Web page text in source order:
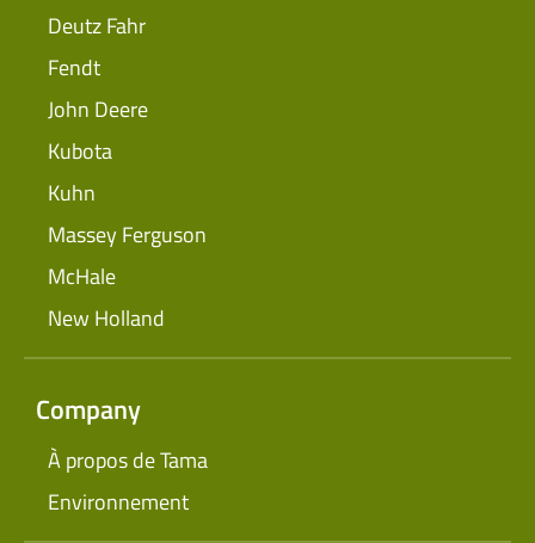
Deutz Fahr
Fendt
John Deere
Kubota
Kuhn
Massey Ferguson
McHale
New Holland
Company
À propos de Tama
Environnement